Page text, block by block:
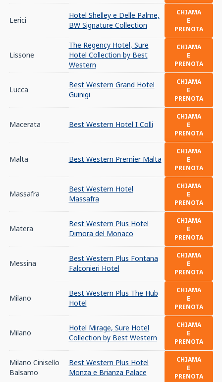
Lerici
Hotel Shelley e Delle Palme,
BW Signature Collection
CHIAMA
E
PRENOTA
Lissone
The Regency Hotel, Sure
Hotel Collection by Best
Western
CHIAMA
E
PRENOTA
Lucca
Best Western Grand Hotel
Guinigi
CHIAMA
E
PRENOTA
Macerata Best Western Hotel I Colli
CHIAMA
E
PRENOTA
Malta Best Western Premier Malta
CHIAMA
E
PRENOTA
Massafra
Best Western Hotel
Massafra
CHIAMA
E
PRENOTA
Matera
Best Western Plus Hotel
Dimora del Monaco
CHIAMA
E
PRENOTA
Messina
Best Western Plus Fontana
Falconieri Hotel
CHIAMA
E
PRENOTA
Milano
Best Western Plus The Hub
Hotel
CHIAMA
E
PRENOTA
Milano
Hotel Mirage, Sure Hotel
Collection by Best Western
CHIAMA
E
PRENOTA
Milano Cinisello
Balsamo
Best Western Plus Hotel
Monza e Brianza Palace
CHIAMA
E
PRENOTA